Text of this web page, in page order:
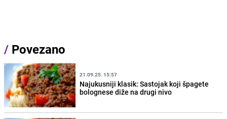
/ Povezano
21.09.25. 15:57
Najukusniji klasik: Sastojak koji špagete
bolognese diže na drugi nivo